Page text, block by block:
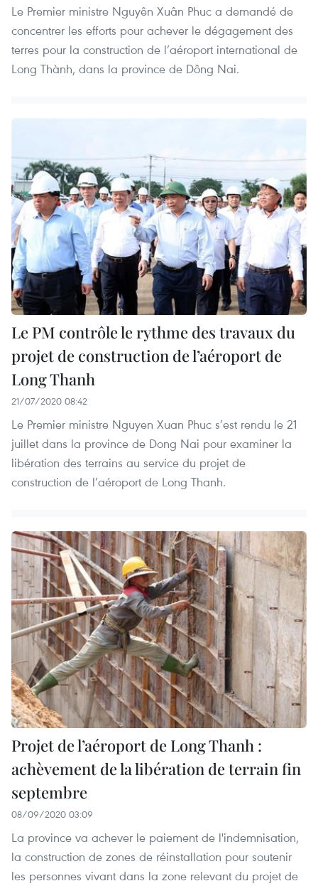
Le Premier ministre Nguyên Xuân Phuc a demandé de
concentrer les efforts pour achever le dégagement des
terres pour la construction de l’aéroport international de
Long Thành, dans la province de Dông Nai.
Le PM contrôle le rythme des travaux du
projet de construction de l’aéroport de
Long Thanh
21/07/2020 08:42
Le Premier ministre Nguyen Xuan Phuc s’est rendu le 21
juillet dans la province de Dong Nai pour examiner la
libération des terrains au service du projet de
construction de l’aéroport de Long Thanh.
Projet de l’aéroport de Long Thanh :
achèvement de la libération de terrain fin
septembre
08/09/2020 03:09
La province va achever le paiement de l'indemnisation,
la construction de zones de réinstallation pour soutenir
les personnes vivant dans la zone relevant du projet de